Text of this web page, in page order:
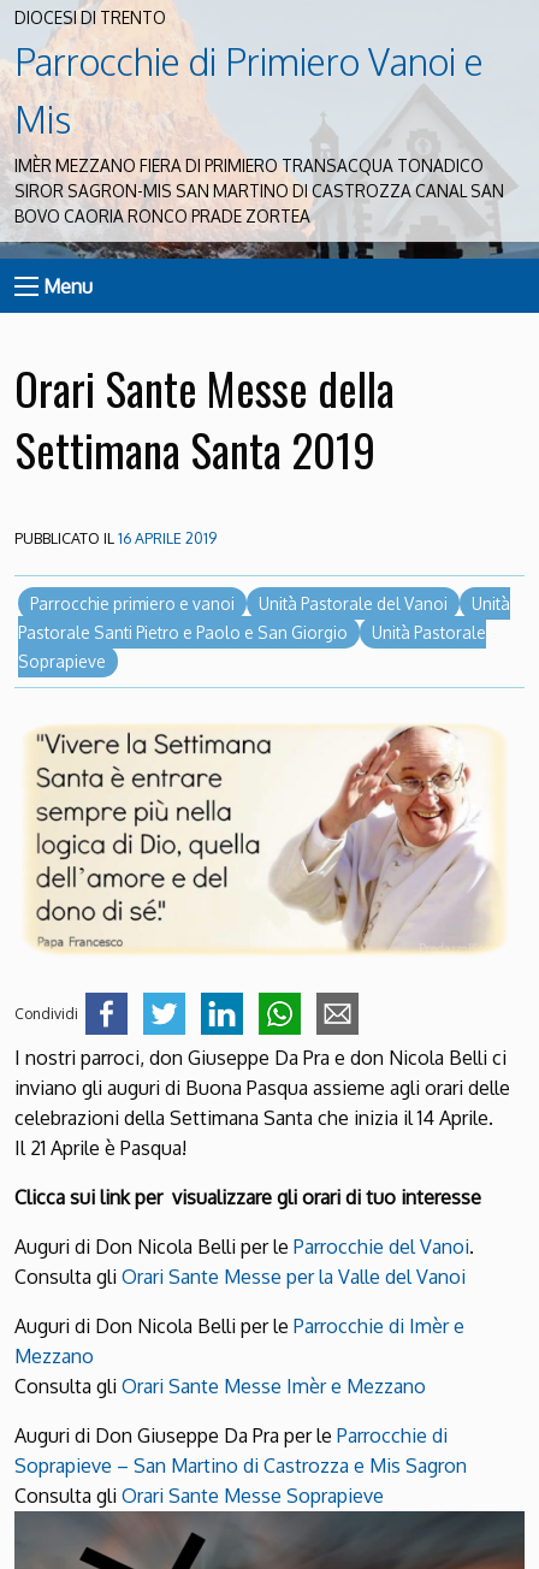
DIOCESI DI TRENTO
Parrocchie di Primiero Vanoi e
Mis
IMÈR MEZZANO FIERA DI PRIMIERO TRANSACQUA TONADICO
SIROR SAGRON-MIS SAN MARTINO DI CASTROZZA CANAL SAN
BOVO CAORIA RONCO PRADE ZORTEA
Menu
Orari Sante Messe della
Settimana Santa 2019
PUBBLICATO IL16 APRILE 2019
Parrocchie primiero e vanoi Unità Pastorale del Vanoi
Unità
Pastorale Santi Pietro e Paolo e San Giorgio
Unità Pastorale
Soprapieve
Condividi
I nostri parroci, don Giuseppe Da Pra e don Nicola Belli ci
inviano gli auguri di Buona Pasqua assieme agli orari delle
celebrazioni della Settimana Santa che inizia il 14 Aprile.
Il 21 Aprile è Pasqua!
Clicca sui link per visualizzare gli orari di tuo interesse
Auguri di Don Nicola Belli per le Parrocchie del Vanoi.
Consulta gli Orari Sante Messe per la Valle del Vanoi
Auguri di Don Nicola Belli per le Parrocchie di Imèr e
Mezzano
Consulta gli Orari Sante Messe Imèr e Mezzano
Auguri di Don Giuseppe Da Pra per le Parrocchie di
Soprapieve – San Martino di Castrozza e Mis Sagron
Consulta gli Orari Sante Messe Soprapieve